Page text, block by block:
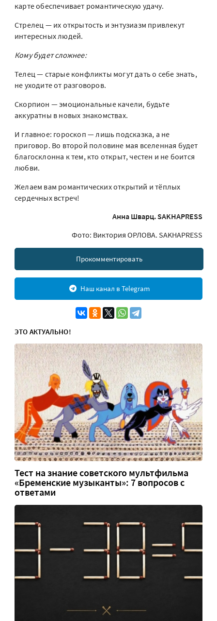
карте обеспечивает романтическую удачу.
Стрелец — их открытость и энтузиазм привлекут
интересных людей.
Кому будет сложнее:
Телец — старые конфликты могут дать о себе знать,
не уходите от разговоров.
Скорпион — эмоциональные качели, будьте
аккуратны в новых знакомствах.
И главное: гороскоп — лишь подсказка, а не
приговор. Во второй половине мая вселенная будет
благосклонна к тем, кто открыт, честен и не боится
любви.
Желаем вам романтических открытий и тёплых
сердечных встреч!
Анна Шварц. SAKHAPRESS
Фото: Виктория ОРЛОВА. SAKHAPRESS
Прокомментировать
Наш канал в Telegram
ЭТО АКТУАЛЬНО!
Тест на знание советского мультфильма
«Бременские музыканты»: 7 вопросов с
ответами